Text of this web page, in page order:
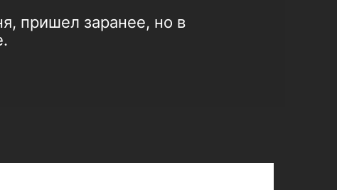
пришел заранее, но в